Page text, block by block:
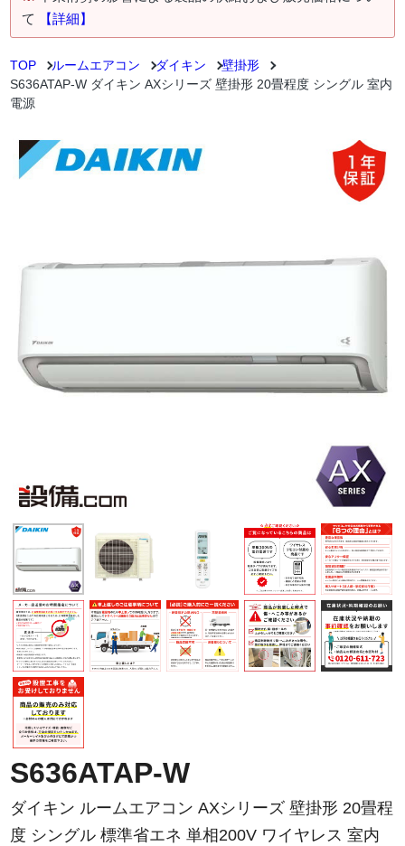
て
【詳細】
TOP ルームエアコン ダイキン
壁掛形
S636ATAP-W ダイキン AXシリーズ 壁掛形 20畳程度 シングル 室内
電源
S636ATAP-W
ダイキン ルームエアコン AXシリーズ 壁掛形 20畳程
度 シングル 標準省エネ 単相200V ワイヤレス 室内